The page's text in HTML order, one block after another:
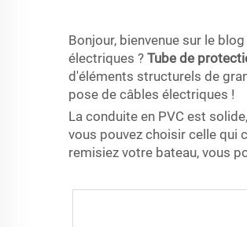
Bonjour, bienvenue sur le
électriques ? Tube de
d'éléments structurels de
pose de câbles électriques !
La conduite en PVC est
vous pouvez choisir celle qui
remisiez votre bateau, vous